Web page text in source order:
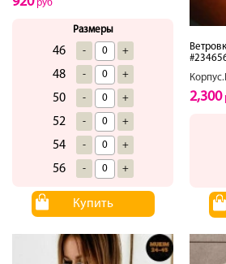
руб
Размеры
46 - +
48 - +
50 - +
52 - +
54 - +
56 - +
Купить
2,300